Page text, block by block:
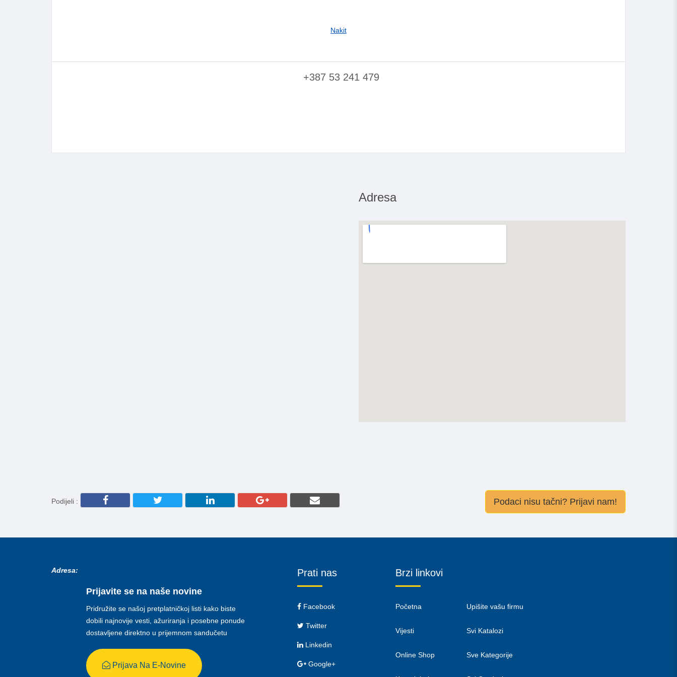
Nakit
+387 53 241 479
Adresa
Podijeli : Podaci nisu tačni? Prijavi nam!
Adresa:
Prijavite se na naše novine
Pridružite se našoj pretplatničkoj listi kako biste
dobili najnovije vesti, ažuriranja i posebne ponude
dostavljene direktno u prijemnom sandučetu
Prijava Na E-Novine
Prati nas
Facebook
Twitter
Linkedin
Google+
Brzi linkovi
Početna
Vijesti
Online Shop
Upišite vašu firmu
Svi Katalozi
Sve Kategorije